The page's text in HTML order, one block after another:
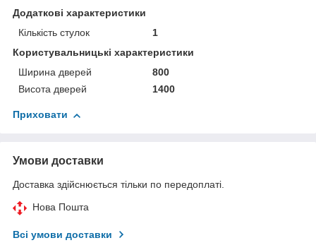
Додаткові характеристики
Кількість стулок
1
Користувальницькі характеристики
Ширина дверей
800
Висота дверей
1400
Приховати
Умови доставки
Доставка здійснюється тільки по передоплаті.
Нова Пошта
Всі умови доставки